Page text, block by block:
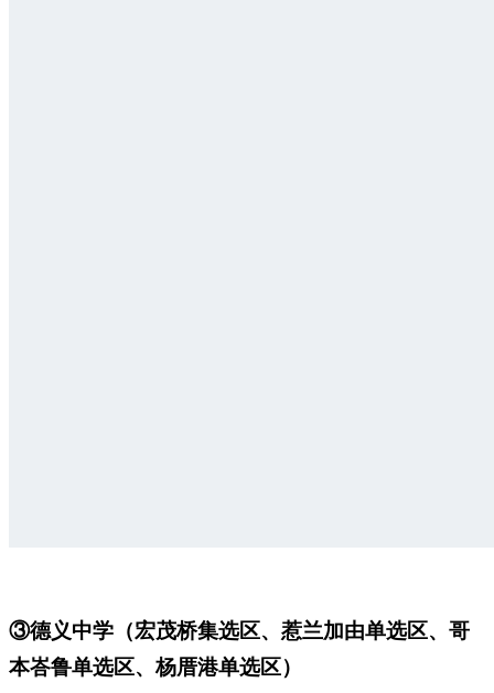
③德义中学（宏茂桥集选区、惹兰加由单选区、哥
本峇鲁单选区、杨厝港单选区）